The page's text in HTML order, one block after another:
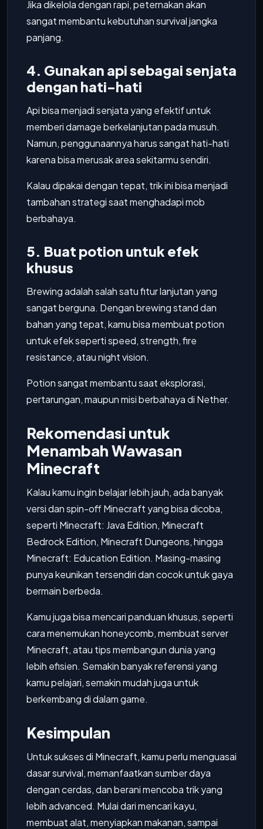
Jika dikelola dengan rapi, peternakan akan
sangat membantu kebutuhan survival jangka
panjang.
4. Gunakan api sebagai senjata
dengan hati-hati
Api bisa menjadi senjata yang efektif untuk
memberi damage berkelanjutan pada musuh.
Namun, penggunaannya harus sangat hati-hati
karena bisa merusak area sekitarmu sendiri.
Kalau dipakai dengan tepat, trik ini bisa menjadi
tambahan strategi saat menghadapi mob
berbahaya.
5. Buat potion untuk efek
khusus
Brewing adalah salah satu fitur lanjutan yang
sangat berguna. Dengan brewing stand dan
bahan yang tepat, kamu bisa membuat potion
untuk efek seperti speed, strength, fire
resistance, atau night vision.
Potion sangat membantu saat eksplorasi,
pertarungan, maupun misi berbahaya di Nether.
Rekomendasi untuk
Menambah Wawasan
Minecraft
Kalau kamu ingin belajar lebih jauh, ada banyak
versi dan spin-off Minecraft yang bisa dicoba,
seperti Minecraft: Java Edition, Minecraft
Bedrock Edition, Minecraft Dungeons, hingga
Minecraft: Education Edition. Masing-masing
punya keunikan tersendiri dan cocok untuk gaya
bermain berbeda.
Kamu juga bisa mencari panduan khusus, seperti
cara menemukan honeycomb, membuat server
Minecraft, atau tips membangun dunia yang
lebih efisien. Semakin banyak referensi yang
kamu pelajari, semakin mudah juga untuk
berkembang di dalam game.
Kesimpulan
Untuk sukses di Minecraft, kamu perlu menguasai
dasar survival, memanfaatkan sumber daya
dengan cerdas, dan berani mencoba trik yang
lebih advanced. Mulai dari mencari kayu,
membuat alat, menyiapkan makanan, sampai